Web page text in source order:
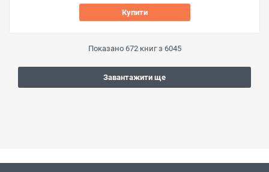
Купити
Показано 672книг з 6045
Завантажити ще